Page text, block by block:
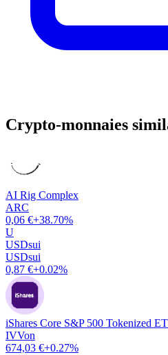
Crypto-monnaies
AI Rig Complex
ARC
0,06 €+38.70%
U
USDsui
USDsui
0,87 €+0.02%
iShares Core S&P 500 Tokenized
IVVon
674,03 €+0.27%